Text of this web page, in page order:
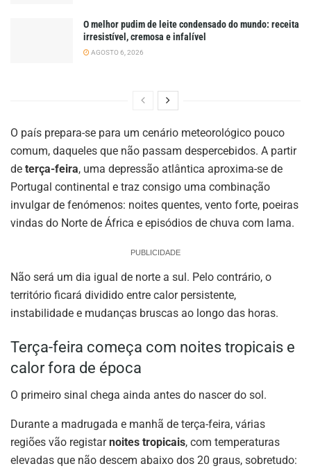
O melhor pudim de leite condensado do mundo: receita
irresistível, cremosa e infalível
AGOSTO 6, 2026
O país prepara-se para um cenário meteorológico pouco
comum, daqueles que não passam despercebidos. A partir
de terça-feira, uma depressão atlântica aproxima-se de
Portugal continental e traz consigo uma combinação
invulgar de fenómenos: noites quentes, vento forte, poeiras
vindas do Norte de África e episódios de chuva com lama.
PUBLICIDADE
Não será um dia igual de norte a sul. Pelo contrário, o
território ficará dividido entre calor persistente,
instabilidade e mudanças bruscas ao longo das horas.
Terça-feira começa com noites tropicais e
calor fora de época
O primeiro sinal chega ainda antes do nascer do sol.
Durante a madrugada e manhã de terça-feira, várias
regiões vão registarnoites tropicais, com temperaturas
elevadas que não descem abaixo dos 20 graus, sobretudo: